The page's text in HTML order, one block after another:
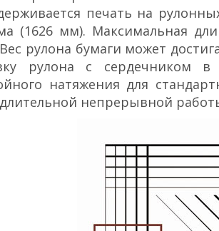
печать на
(1626 мм). Максимальная
рулона бумаги может
рулона с сердечником
натяжения для
непрерывной